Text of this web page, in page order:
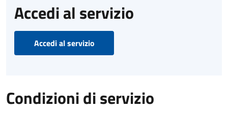
Accedi al servizio
Accedi al servizio
Condizioni di servizio